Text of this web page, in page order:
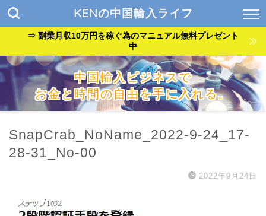
KENの中国輸入ライフ
⇒ 副業月収10万円を稼ぐ為のマニュアル無料プレゼント
中
中国輸入ビジネスで
お金と時間の自由を手に入れる。
た方法を公開中。
SnapCrab_NoName_2022-9-24_17-
28-31_No-00
2022年9月24日